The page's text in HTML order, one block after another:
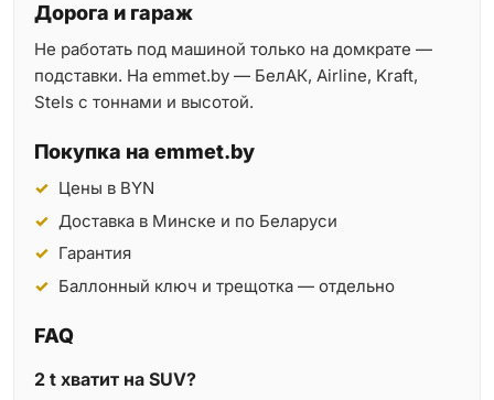
Дорога и гараж
Не работать под машиной только на домкрате —
подставки. На emmet.by — БелАК, Airline, Kraft,
Stels с тоннами и высотой.
Покупка на emmet.by
Цены в BYN
Доставка в Минске и по Беларуси
Гарантия
Баллонный ключ и трещотка — отдельно
FAQ
2 t хватит на SUV?